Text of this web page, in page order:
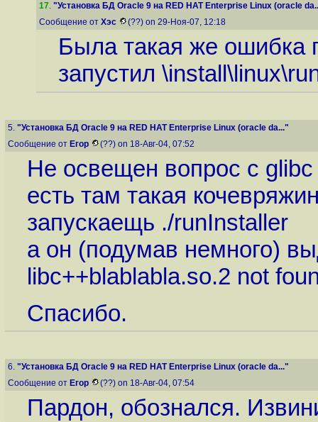
17. "Установка БД Oracle 9 на RED HAT Enterprise Linux (oracle
Сообщение от Хэс (??) on 29-Ноя-07, 12:18
Была такая же ошибка
запустил
5. "Установка БД Oracle 9 на RED HAT Enterprise Linux (oracle da..."
Сообщение от Егор (??) on 18-Авг-04, 07:52
Не освещен вопрос с glibc
есть там такая
запускаещь ./runInstaller
а он (подумав немного)
libc++blablabla.so.2 not
Спасибо.
6. "Установка БД Oracle 9 на RED HAT Enterprise Linux (oracle da..."
Сообщение от Егор (??) on 18-Авг-04, 07:54
Пардон, обознался.